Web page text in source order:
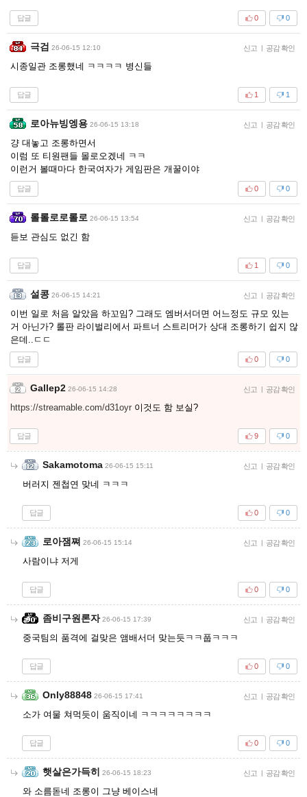
답글 0
0
극검 26-06-15 12:10 신고 | 공감 확인
시종일관 조롱했네 ㅋㅋㅋㅋ 병신들
답글 1
1
로아뉴빙엥용 26-06-15 13:18 신고 | 공감 확인
걍 대놓고 조롱하면서
이럼 또 티원팬들 몰로오겠네 ㅋㅋ
이런거 볼때마다 한국여자가 게임판은 개꿀이야
답글 0
0
롤롤로로롤로 26-06-15 13:54 신고 | 공감 확인
듣보 관심도 없긴 함
답글 0
1
설콩 26-06-15 14:21 신고 | 공감 확인
이번 일로 처음 알았음 하꼬임? 그래도 엠버서더면 어느정도 규모 있는
거 아닌가? 롤판 라이벌리에서 파트너 스트리머가 상대 조롱하기 쉽지 않
은데..ㄷㄷ
답글 0
0
Gallep2 26-06-15 14:28 신고 | 공감 확인
https://streamable.com/d31oyr 이것도 함 보실?
답글 0
9
Sakamotoma 26-06-15 15:11 신고 | 공감 확인
버러지 젠첩연 맞네 ㅋㅋㅋ
답글 0
0
로아잼쪄 26-06-15 15:14 신고 | 공감 확인
사람이냐 저게
답글 0
0
좀비구원론자 26-06-15 17:39 신고 | 공감 확인
중국팀의 품격에 걸맞은 앰배서더 맞는듯ㅋㅋ풉ㅋㅋㅋ
답글 0
0
Only88848 26-06-15 17:41 신고 | 공감 확인
소가 여물 쳐먹듯이 움직이네 ㅋㅋㅋㅋㅋㅋㅋㅋ
답글 0
0
햇살은가득히 26-06-15 18:23 신고 | 공감 확인
와 소름돋네 조롱이 그냥 베이스네